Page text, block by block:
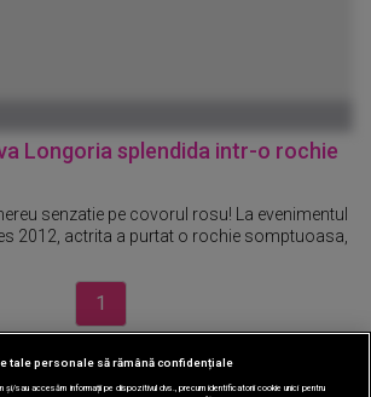
Longoria splendida intr-o rochie
senzatie pe covorul rosu! La evenimentul
2012, actrita a purtat o rochie somptuoasa,
1
tale personale să rămână confidențiale
și/sau accesăm informații pe dispozitivul dvs., precum identificatorii cookie unici pentru